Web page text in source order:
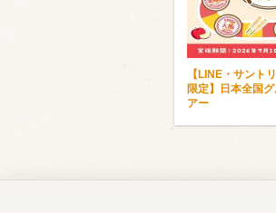
【LINE・サント
限定】日本全国
アー